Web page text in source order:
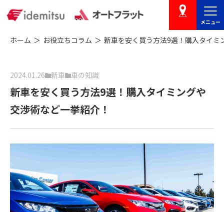
店舗を探す
メニュー
ホーム お役立ちコラム 新車を安く買う方法9選！購入タイミ
2024.01.26 新車 車の知識
新車を安く買う方法9選！購入タイミングや
交渉術など一挙紹介！